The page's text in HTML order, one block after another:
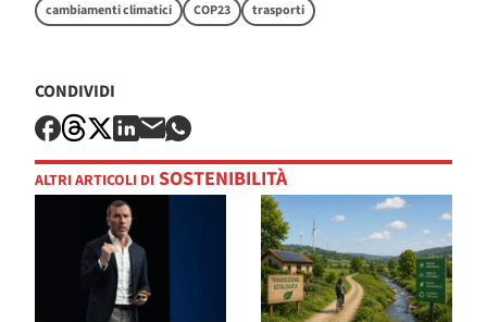
cambiamenti climatici COP23 trasporti
CONDIVIDI
ALTRI ARTICOLI DI SOSTENIBILITÀ